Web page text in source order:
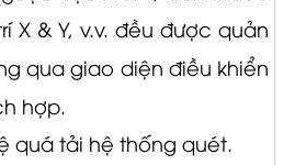
X & Y, v.v. đều được quản
qua giao diện điều khiển
hợp.
quá tải hệ thống quét.